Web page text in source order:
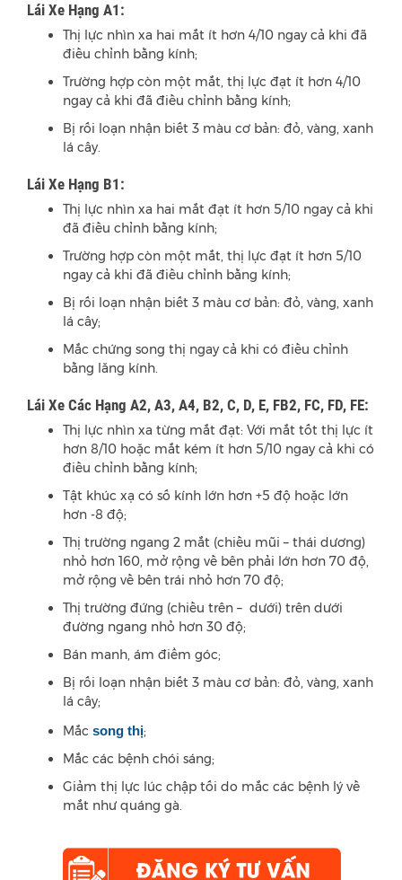
Lái Xe Hạng A1:
Thị lực nhìn xa hai mắt ít hơn 4/10 ngay cả khi đã
điều chỉnh bằng kính;
Trường hợp còn một mắt, thị lực đạt ít hơn 4/10
ngay cả khi đã điều chỉnh bằng kính;
Bị rối loạn nhận biết 3 màu cơ bản: đỏ, vàng, xanh
lá cây.
Lái Xe Hạng B1:
Thị lực nhìn xa hai mắt đạt ít hơn 5/10 ngay cả khi
đã điều chỉnh bằng kính;
Trường hợp còn một mắt, thị lực đạt ít hơn 5/10
ngay cả khi đã điều chỉnh bằng kính;
Bị rối loạn nhận biết 3 màu cơ bản: đỏ, vàng, xanh
lá cây;
Mắc chứng song thị ngay cả khi có điều chỉnh
bằng lăng kính.
Lái Xe Các Hạng A2, A3, A4, B2, C, D, E, FB2, FC, FD, FE:
Thị lực nhìn xa từng mắt đạt: Với mắt tốt thị lực ít
hơn 8/10 hoặc mắt kém ít hơn 5/10 ngay cả khi có
điều chỉnh bằng kính;
Tật khúc xạ có số kính lớn hơn +5 độ hoặc lớn
hơn -8 độ;
Thị trường ngang 2 mắt (chiều mũi – thái dương)
nhỏ hơn 160, mở rộng về bên phải lớn hơn 70 độ,
mở rộng về bên trái nhỏ hơn 70 độ;
Thị trường đứng (chiều trên – dưới) trên dưới
đường ngang nhỏ hơn 30 độ;
Bán manh, ám điểm góc;
Bị rối loạn nhận biết 3 màu cơ bản: đỏ, vàng, xanh
lá cây;
Mắc song thị;
Mắc các bệnh chói sáng;
Giảm thị lực lúc chập tối do mắc các bệnh lý về
mắt như quáng gà.